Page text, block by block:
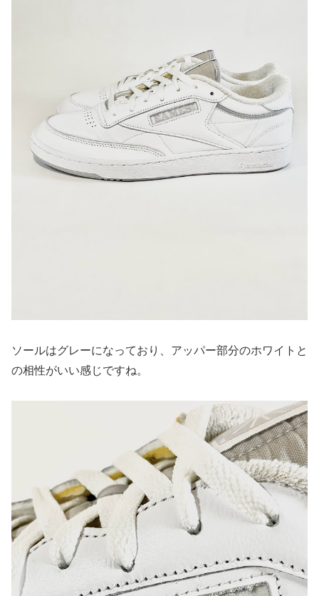
ソールはグレーになっており、アッパー部分のホワイトと
の相性がいい感じですね。